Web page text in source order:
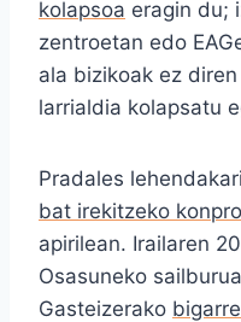
kolapsoa eragin du;
zentroetan edo
ala bizikoak ez
larrialdia kolapsatu
Pradales
bat irekitzeko
apirilean. Irailaren
Osasuneko
Gasteizerako